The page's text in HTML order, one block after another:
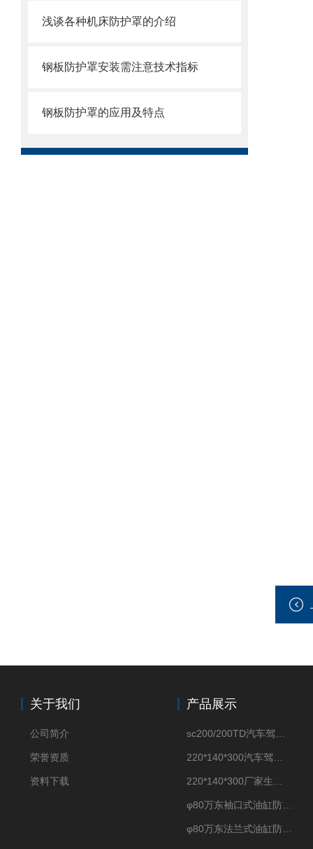
浅谈各种机床防护罩的介绍
钢板防护罩安装需注意技术指标
钢板防护罩的应用及特点
关于我们
公司简介
荣誉资质
资料下载
产品展示